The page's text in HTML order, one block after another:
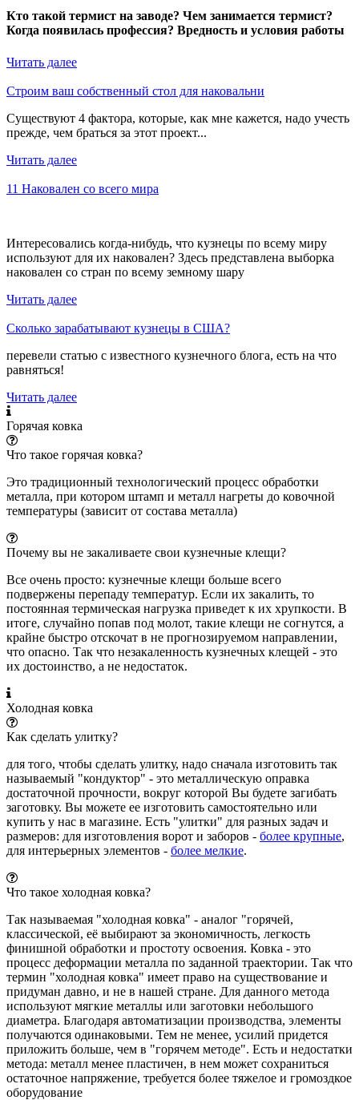
Кто такой термист на заводе? Чем занимается термист?
Когда появилась профессия? Вредность и условия работы
Читать далее
Строим ваш собственный стол для наковальни
Существуют 4 фактора, которые, как мне кажется, надо учесть
прежде, чем браться за этот проект...
Читать далее
11 Наковален со всего мира
Интересовались когда-нибудь, что кузнецы по всему миру
используют для их наковален? Здесь представлена выборка
наковален со стран по всему земному шару
Читать далее
Сколько зарабатывают кузнецы в США?
перевели статью с известного кузнечного блога, есть на что
равняться!
Читать далее
Горячая ковка
Что такое горячая ковка?
Это традиционный технологический процесс обработки
металла, при котором штамп и металл нагреты до ковочной
температуры (зависит от состава металла)
Почему вы не закаливаете свои кузнечные клещи?
Все очень просто: кузнечные клещи больше всего
подвержены перепаду температур. Если их закалить, то
постоянная термическая нагрузка приведет к их хрупкости. В
итоге, случайно попав под молот, такие клещи не согнутся, а
крайне быстро отскочат в не прогнозируемом направлении,
что опасно. Так что незакаленность кузнечных клещей - это
их достоинство, а не недостаток.
Холодная ковка
Как сделать улитку?
для того, чтобы сделать улитку, надо сначала изготовить так
называемый "кондуктор" - это металлическую оправка
достаточной прочности, вокруг которой Вы будете загибать
заготовку. Вы можете ее изготовить самостоятельно или
купить у нас в магазине. Есть "улитки" для разных задач и
размеров: для изготовления ворот и заборов - более крупные,
для интерьерных элементов - более мелкие.
Что такое холодная ковка?
Так называемая "холодная ковка" - аналог "горячей,
классической, её выбирают за экономичность, легкость
финишной обработки и простоту освоения. Ковка - это
процесс деформации металла по заданной траектории. Так что
термин "холодная ковка" имеет право на существование и
придуман давно, и не в нашей стране. Для данного метода
используют мягкие металлы или заготовки небольшого
диаметра. Благодаря автоматизации производства, элементы
получаются одинаковыми. Тем не менее, усилий придется
приложить больше, чем в "горячем методе". Есть и недостатки
метода: металл менее пластичен, в нем может сохраниться
остаточное напряжение, требуется более тяжелое и громоздкое
оборудование